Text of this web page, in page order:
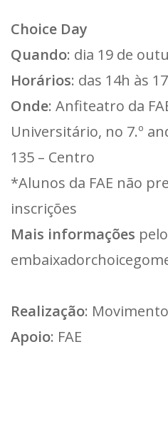
Choice Day
Quando: dia 19 de
Horários: das 14h às
Onde: Anfiteatro da
Universitário, no 7.º
135 – Centro
*Alunos da FAE não
inscrições
Mais informações
Realização:
Apoio: FAE